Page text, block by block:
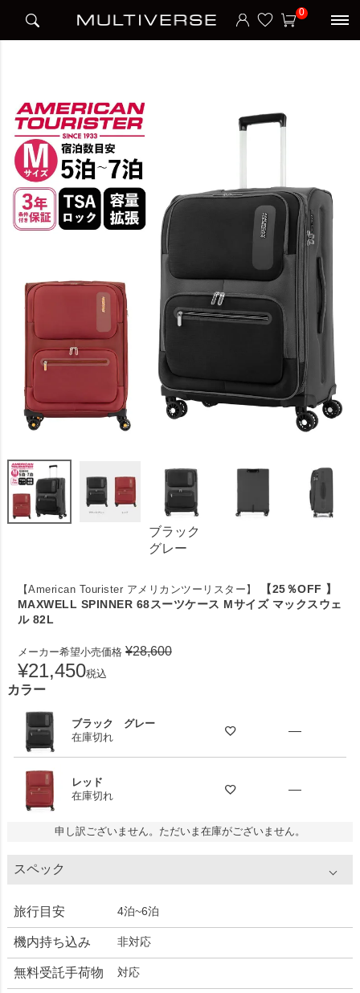
0
【25％OFF 】MAXWELL SPINNER 68スーツケース Mサイズ マックスウェル 82L
ブラック
グレー
【American Tourister アメリカンツーリスター】
【25％OFF 】
MAXWELL SPINNER 68スーツケース Mサイズ マックスウェ
ル 82L
メーカー希望小売価格 ¥28,600
¥21,450税込
カラー
ブラック グレー
在庫切れ
—
レッド
在庫切れ
—
申し訳ございません。ただいま在庫がございません。
スペック
旅行目安 4泊~6泊
機内持ち込み 非対応
無料受託手荷物 対応